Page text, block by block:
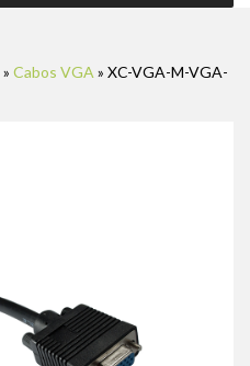
» Cabos VGA » XC-VGA-M-VGA-